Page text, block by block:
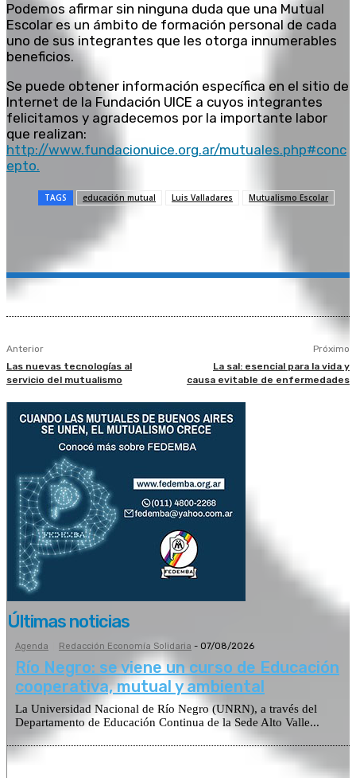
Podemos afirmar sin ninguna duda que una Mutual
Escolar es un ámbito de formación personal de cada
uno de sus integrantes que les otorga innumerables
beneficios.
Se puede obtener información específica en el sitio de
Internet de la Fundación UICE a cuyos integrantes
felicitamos y agradecemos por la importante labor
que realizan:
http://www.fundacionuice.org.ar/mutuales.php#conc
epto.
TAGS educación mutual Luis Valladares Mutualismo Escolar
Anterior
Las nuevas tecnologías al
servicio del mutualismo
Próximo
La sal: esencial para la vida y
causa evitable de enfermedades
Últimas noticias
Agenda Redacción Economía Solidaria - 07/08/2026
Río Negro: se viene un curso de Educación
cooperativa, mutual y ambiental
La Universidad Nacional de Río Negro (UNRN), a través del
Departamento de Educación Continua de la Sede Alto Valle...